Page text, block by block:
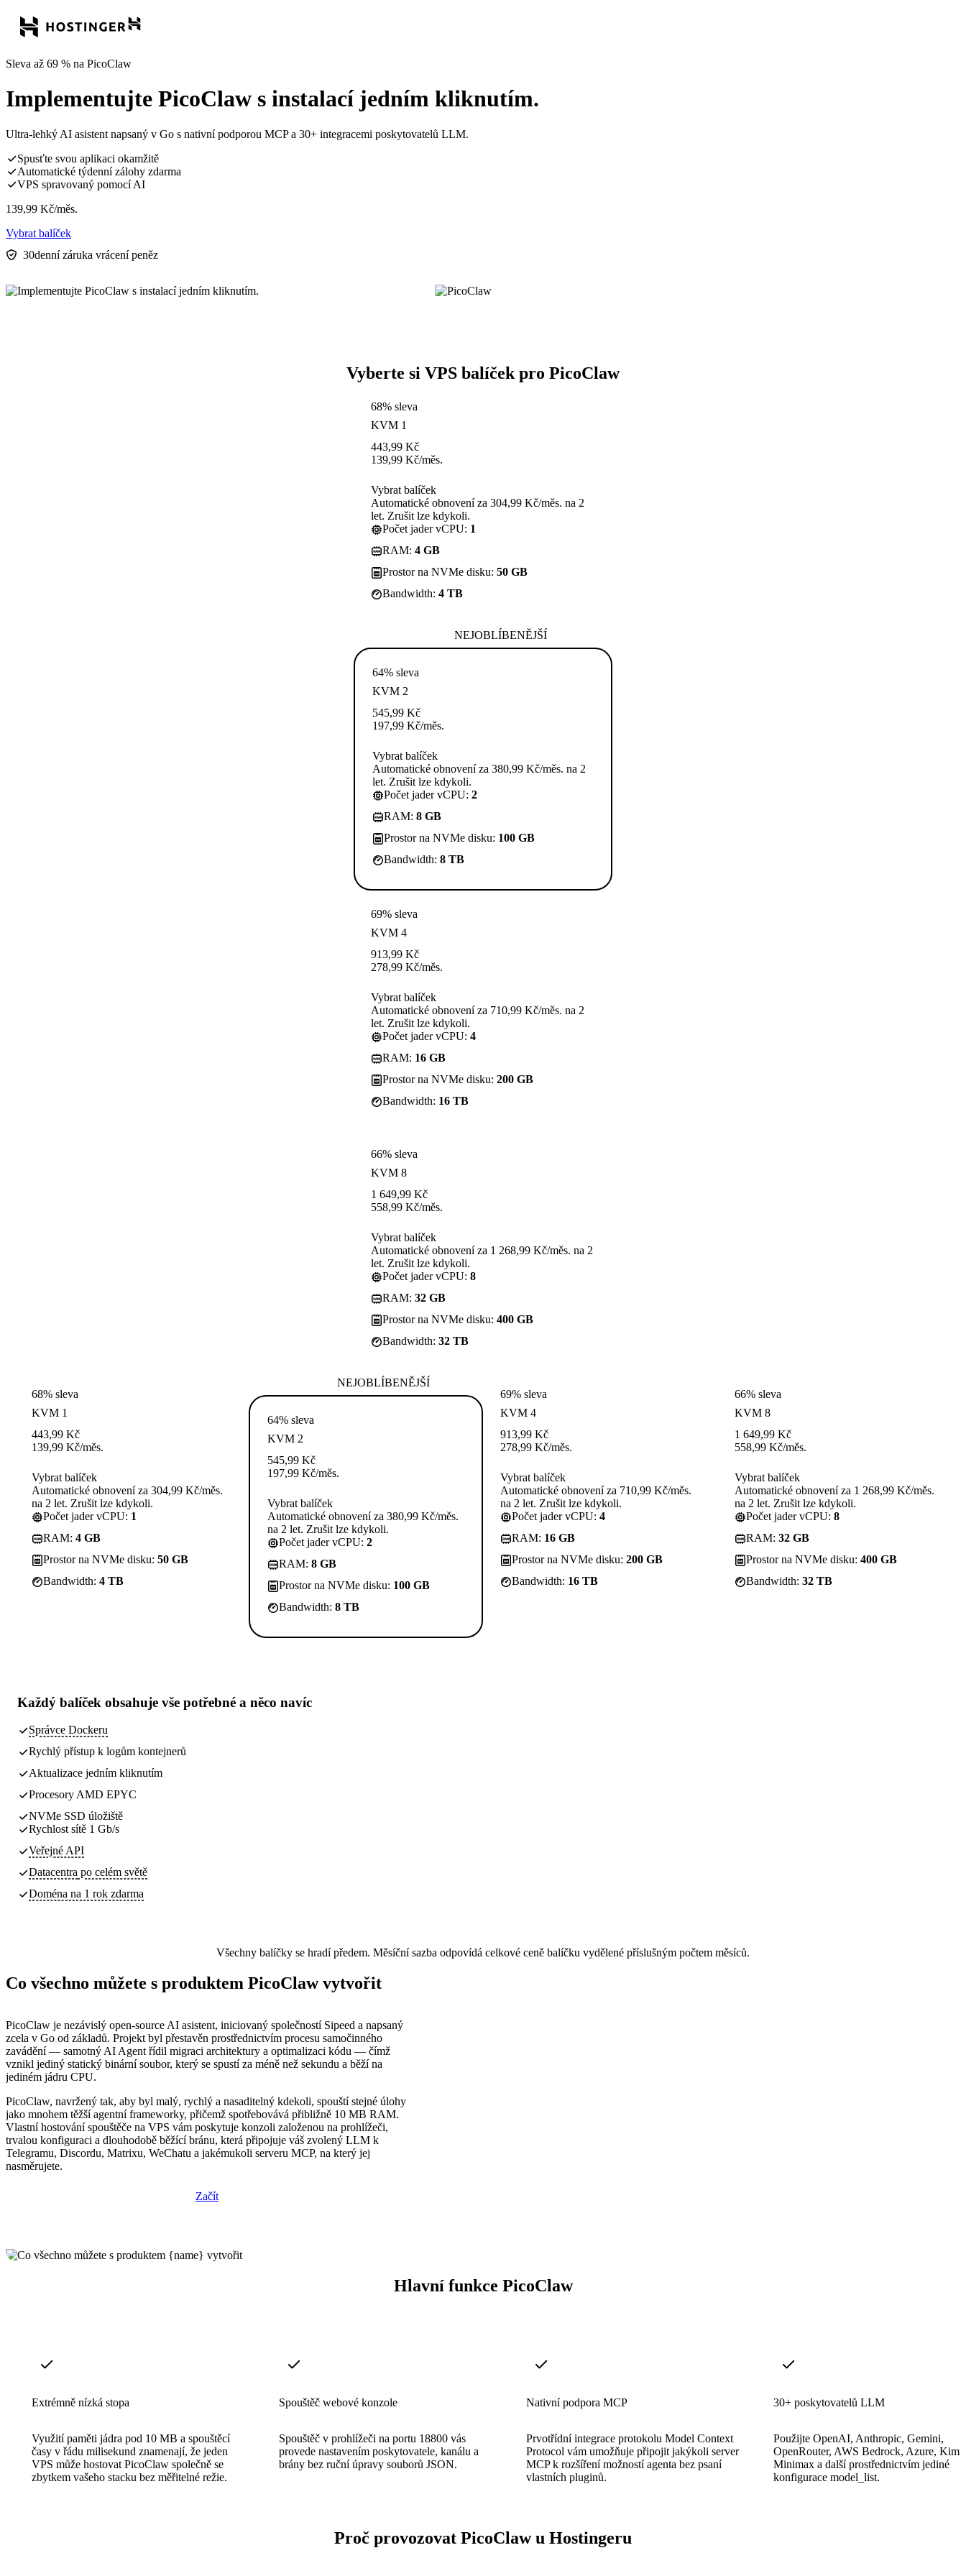
Sleva až 69 % na PicoClaw
Implementujte PicoClaw s instalací jedním kliknutím.
Ultra-lehký AI asistent napsaný v Go s nativní podporou MCP a 30+ integracemi poskytovatelů LLM.
Spusťte svou aplikaci okamžitě
Automatické týdenní zálohy zdarma
VPS spravovaný pomocí AI
139,99 Kč/měs.
Vybrat balíček
30denní záruka vrácení peněz
Vyberte si VPS balíček pro PicoClaw
68% sleva
KVM 1
443,99 Kč
139,99 Kč/měs.
Vybrat balíček
Automatické obnovení za 304,99 Kč/měs. na 2
let. Zrušit lze kdykoli.
Počet jader vCPU: 1
RAM: 4 GB
Prostor na NVMe disku: 50 GB
Bandwidth: 4 TB
NEJOBLÍBENĚJŠÍ
64% sleva
KVM 2
545,99 Kč
197,99 Kč/měs.
Vybrat balíček
Automatické obnovení za 380,99 Kč/měs. na 2
let. Zrušit lze kdykoli.
Počet jader vCPU: 2
RAM: 8 GB
Prostor na NVMe disku: 100 GB
Bandwidth: 8 TB
69% sleva
KVM 4
913,99 Kč
278,99 Kč/měs.
Vybrat balíček
Automatické obnovení za 710,99 Kč/měs. na 2
let. Zrušit lze kdykoli.
Počet jader vCPU: 4
RAM: 16 GB
Prostor na NVMe disku: 200 GB
Bandwidth: 16 TB
66% sleva
KVM 8
1 649,99 Kč
558,99 Kč/měs.
Vybrat balíček
Automatické obnovení za 1 268,99 Kč/měs. na 2
let. Zrušit lze kdykoli.
Počet jader vCPU: 8
RAM: 32 GB
Prostor na NVMe disku: 400 GB
Bandwidth: 32 TB
68% sleva
KVM 1
443,99 Kč
139,99 Kč/měs.
Vybrat balíček
Automatické obnovení za 304,99 Kč/měs.
na 2 let. Zrušit lze kdykoli.
Počet jader vCPU: 1
RAM: 4 GB
Prostor na NVMe disku: 50 GB
Bandwidth: 4 TB
NEJOBLÍBENĚJŠÍ
64% sleva
KVM 2
545,99 Kč
197,99 Kč/měs.
Vybrat balíček
Automatické obnovení za 380,99 Kč/měs.
na 2 let. Zrušit lze kdykoli.
Počet jader vCPU: 2
RAM: 8 GB
Prostor na NVMe disku: 100 GB
Bandwidth: 8 TB
69% sleva
KVM 4
913,99 Kč
278,99 Kč/měs.
Vybrat balíček
Automatické obnovení za 710,99 Kč/měs.
na 2 let. Zrušit lze kdykoli.
Počet jader vCPU: 4
RAM: 16 GB
Prostor na NVMe disku: 200 GB
Bandwidth: 16 TB
66% sleva
KVM 8
1 649,99 Kč
558,99 Kč/měs.
Vybrat balíček
Automatické obnovení za 1 268,99 Kč/měs.
na 2 let. Zrušit lze kdykoli.
Počet jader vCPU: 8
RAM: 32 GB
Prostor na NVMe disku: 400 GB
Bandwidth: 32 TB
Každý balíček obsahuje vše potřebné a něco navíc
Správce Dockeru
Rychlý přístup k logům kontejnerů
Aktualizace jedním kliknutím
Procesory AMD EPYC
NVMe SSD úložiště
Rychlost sítě 1 Gb/s
Veřejné API
Datacentra po celém světě
Doména na 1 rok zdarma
Všechny balíčky se hradí předem. Měsíční sazba odpovídá celkové ceně balíčku vydělené příslušným počtem měsíců.
Co všechno můžete s produktem PicoClaw vytvořit
PicoClaw je nezávislý open-source AI asistent, iniciovaný společností Sipeed a napsaný
zcela v Go od základů. Projekt byl přestavěn prostřednictvím procesu samočinného
zavádění — samotný AI Agent řídil migraci architektury a optimalizaci kódu — čímž
vznikl jediný statický binární soubor, který se spustí za méně než sekundu a běží na
jediném jádru CPU.
PicoClaw, navržený tak, aby byl malý, rychlý a nasaditelný kdekoli, spouští stejné úlohy
jako mnohem těžší agentní frameworky, přičemž spotřebovává přibližně 10 MB RAM.
Vlastní hostování spouštěče na VPS vám poskytuje konzoli založenou na prohlížeči,
trvalou konfiguraci a dlouhodobě běžící bránu, která připojuje váš zvolený LLM k
Telegramu, Discordu, Matrixu, WeChatu a jakémukoli serveru MCP, na který jej
nasměrujete.
Začít
Hlavní funkce PicoClaw
Extrémně nízká stopa
Využití paměti jádra pod 10 MB a spouštěcí
časy v řádu milisekund znamenají, že jeden
VPS může hostovat PicoClaw společně se
zbytkem vašeho stacku bez měřitelné režie.
Spouštěč webové konzole
Spouštěč v prohlížeči na portu 18800 vás
provede nastavením poskytovatele, kanálu a
brány bez ruční úpravy souborů JSON.
Nativní podpora MCP
Prvotřídní integrace protokolu Model Context
Protocol vám umožňuje připojit jakýkoli server
MCP k rozšíření možností agenta bez psaní
vlastních pluginů.
30+ poskytovatelů LLM
Použijte OpenAI, Anthropic, Gemini,
OpenRouter, AWS Bedrock, Azure, Kimi,
Minimax a další prostřednictvím jediné
konfigurace model_list.
Proč provozovat PicoClaw u Hostingeru